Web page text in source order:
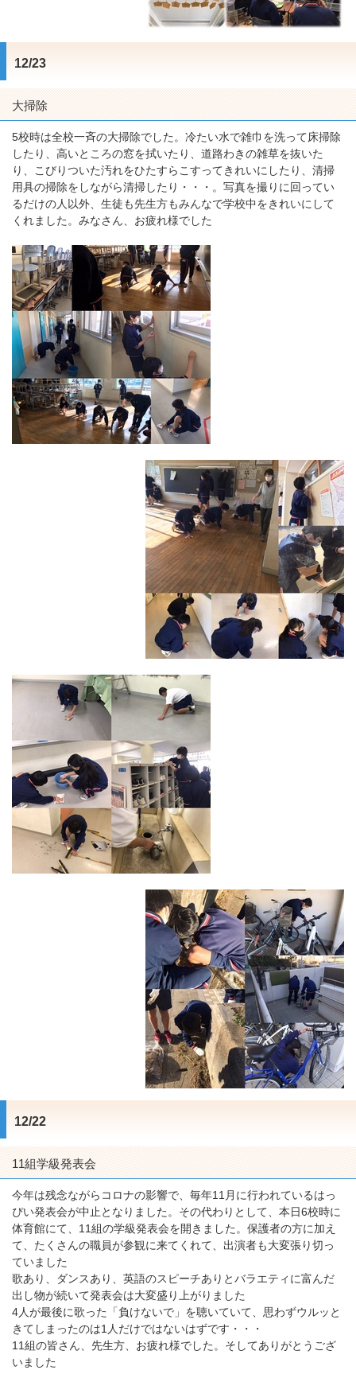
12/23
大掃除
5校時は全校一斉の大掃除でした。冷たい水で雑巾を洗って床掃除
したり、高いところの窓を拭いたり、道路わきの雑草を抜いた
り、こびりついた汚れをひたすらこすってきれいにしたり、清掃
用具の掃除をしながら清掃したり・・・。写真を撮りに回ってい
るだけの人以外、生徒も先生方もみんなで学校中をきれいにして
くれました。みなさん、お疲れ様でした
12/22
11組学級発表会
今年は残念ながらコロナの影響で、毎年11月に行われているはっ
ぴい発表会が中止となりました。その代わりとして、本日6校時に
体育館にて、11組の学級発表会を開きました。保護者の方に加え
て、たくさんの職員が参観に来てくれて、出演者も大変張り切っ
ていました
歌あり、ダンスあり、英語のスピーチありとバラエティに富んだ
出し物が続いて発表会は大変盛り上がりました
4人が最後に歌った「負けないで」を聴いていて、思わずウルッと
きてしまったのは1人だけではないはずです・・・
11組の皆さん、先生方、お疲れ様でした。そしてありがとうござ
いました